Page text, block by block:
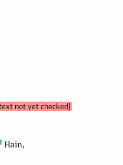
not yet checked]
Hain,